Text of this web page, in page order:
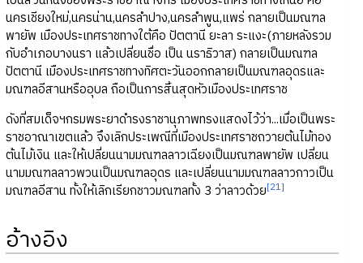
นครเชียงใหม่,นครน่าน,นครลำปาง,นครลำพูน,แพร่ กลายเป็นมณฑล
พายัพ เมืองประเทศราชทางใต้คือ ปัตตานี ยะลา ระแงะ(ภายหลังรวม
กับอำเภอบางนรา แล้วเปลี่ยนชื่อ เป็น นราธิวาส) กลายเป็นมณฑล
ปัตตานี เมืองประเทศราชทางทิศตะวันออกกลายเป็นมณฑลอุดรและ
มณฑลอีสานหรืออุบล ถือเป็นการสิ้นสุดหัวเมืองประเทศราช
ดังที่สมเด็จฯกรมพระยาดำรงราชานุภาพทรงแสดงไว้ว่า...เมื่อเป็นพระ
ราชอาณาเขตแล้ว จึงเลิกประเพณีที่เมืองประเทศราชถวายต้นไม้ทอง
ต้นไม้เงิน และให้เปลี่ยนนามมณฑลลาวเฉียงเป็นมณฑลพายัพ เปลี่ยน
นามมณฑลลาวพวนเป็นมณฑลอุดร และเปลี่ยนนามมณฑลลาวกาวเป็น
มณฑลอีสาน ทั้งให้เลิกเรียกชาวมณฑลทั้ง 3 ว่าลาวด้วย[21]
อ้างอิง